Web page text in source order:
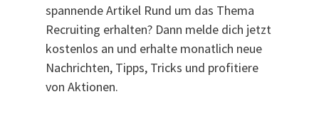
spannende Artikel Rund um das Thema
Recruiting erhalten? Dann melde dich jetzt
kostenlos an und erhalte monatlich neue
Nachrichten, Tipps, Tricks und profitiere
von Aktionen.